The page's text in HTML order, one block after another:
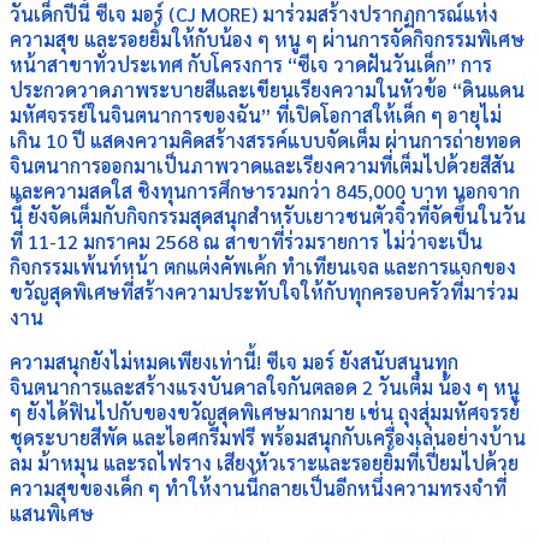
วันเด็กปีนี้ ซีเจ มอร์ (CJ MORE) มาร่วมสร้างปรากฏการณ์แห่ง
ความสุข และรอยยิ้มให้กับน้อง ๆ หนู ๆ ผ่านการจัดกิจกรรมพิเศษ
หน้าสาขาทั่วประเทศ กับโครงการ “ซีเจ วาดฝันวันเด็ก” การ
ประกวดวาดภาพระบายสีและเขียนเรียงความในหัวข้อ “ดินแดน
มหัศจรรย์ในจินตนาการของฉัน” ที่เปิดโอกาสให้เด็ก ๆ อายุไม่
เกิน 10 ปี แสดงความคิดสร้างสรรค์แบบจัดเต็ม ผ่านการถ่ายทอด
จินตนาการออกมาเป็นภาพวาดและเรียงความที่เต็มไปด้วยสีสัน
และความสดใส ชิงทุนการศึกษารวมกว่า 845,000 บาท นอกจาก
นี้ ยังจัดเต็มกับกิจกรรมสุดสนุกสำหรับเยาวชนตัวจิ๋วที่จัดขึ้นในวัน
ที่ 11-12 มกราคม 2568 ณ สาขาที่ร่วมรายการ ไม่ว่าจะเป็น
กิจกรรมเพ้นท์หน้า ตกแต่งคัพเค้ก ทำเทียนเจล และการแจกของ
ขวัญสุดพิเศษที่สร้างความประทับใจให้กับทุกครอบครัวที่มาร่วม
งาน
ความสนุกยังไม่หมดเพียงเท่านี้! ซีเจ มอร์ ยังสนับสนุนทุก
จินตนาการและสร้างแรงบันดาลใจกันตลอด 2 วันเต็ม น้อง ๆ หนู
ๆ ยังได้ฟินไปกับของขวัญสุดพิเศษมากมาย เช่น ถุงสุ่มมหัศจรรย์
ชุดระบายสีพัด และไอศกรีมฟรี พร้อมสนุกกับเครื่องเล่นอย่างบ้าน
ลม ม้าหมุน และรถไฟราง เสียงหัวเราะและรอยยิ้มที่เปี่ยมไปด้วย
ความสุขของเด็ก ๆ ทำให้งานนี้กลายเป็นอีกหนึ่งความทรงจำที่
แสนพิเศษ